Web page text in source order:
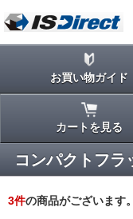
お買い物ガイド
カートを見る
コンパクトフ
3件の商品がございます。